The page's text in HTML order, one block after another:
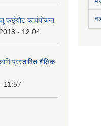
कार्ययोजना
- 12:04
प्रस्तावित शैक्षिक
11:57